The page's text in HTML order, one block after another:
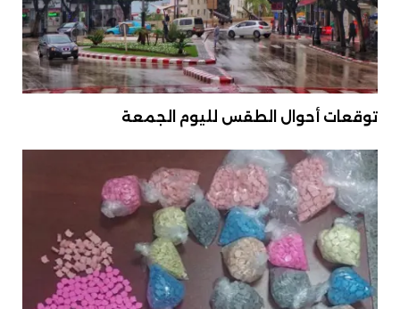
توقعات أحوال الطقس لليوم الجمعة